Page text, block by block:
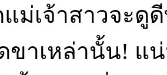
ม่เจ้าสาวจะ
ขาเหล่านั้น! แ